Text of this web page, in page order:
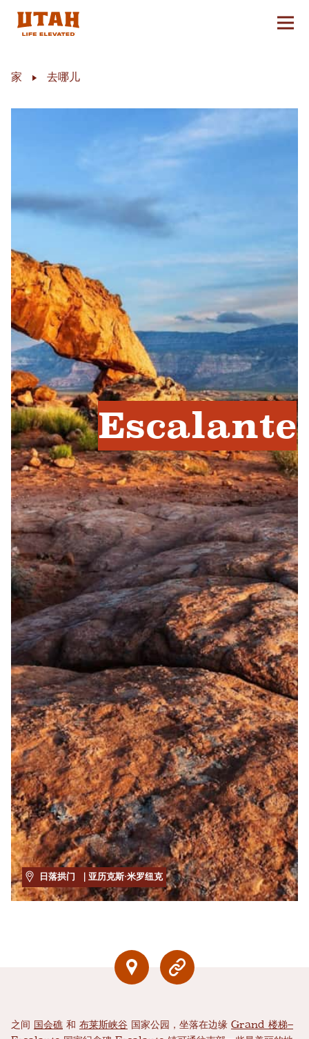
切换
家 去哪儿
Escalante
日落拱门 | 亚历克斯·米罗纽克
之间 国会礁 和 布莱斯峡谷 国家公园，坐落在边缘 Grand 楼梯–